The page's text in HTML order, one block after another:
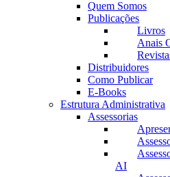
Quem Somos
Publicações
Livros
Anais
Distribuidores
Como Publicar
E-Books
Estrutura Administrativa
Assessorias
AI